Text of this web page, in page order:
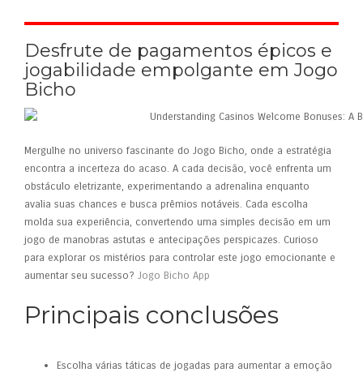
Desfrute de pagamentos épicos e
jogabilidade empolgante em Jogo
Bicho
Mergulhe no universo fascinante do Jogo Bicho, onde a estratégia
encontra a incerteza do acaso. A cada decisão, você enfrenta um
obstáculo eletrizante, experimentando a adrenalina enquanto
avalia suas chances e busca prêmios notáveis. Cada escolha
molda sua experiência, convertendo uma simples decisão em um
jogo de manobras astutas e antecipações perspicazes. Curioso
para explorar os mistérios para controlar este jogo emocionante e
aumentar seu sucesso? Jogo Bicho App
Principais conclusões
Escolha várias táticas de jogadas para aumentar a emoção